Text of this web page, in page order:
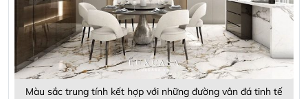
Màu sắc trung tính kết hợp với những đường vân đá tinh tế